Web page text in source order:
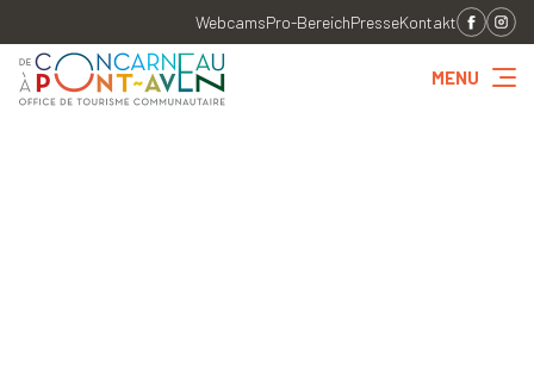
WebcamsPro-BereichPresseKontakt
MENU